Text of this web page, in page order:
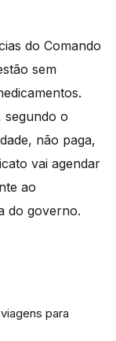
do Comando
sem
segundo o
não paga,
vai agendar
ao
do governo.
para